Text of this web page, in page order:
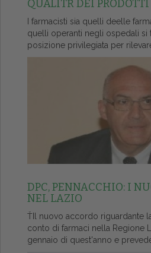
QUALITŔ DEI PRODOTTI
I farmacisti sia quelli deelle
quelli operanti negli ospedali si
posizione privilegiata per
DPC, PENNACCHIO: I
NEL LAZIO
ŤIl nuovo accordo riguardante
conto di farmaci nella Regione
gennaio di quest'anno e